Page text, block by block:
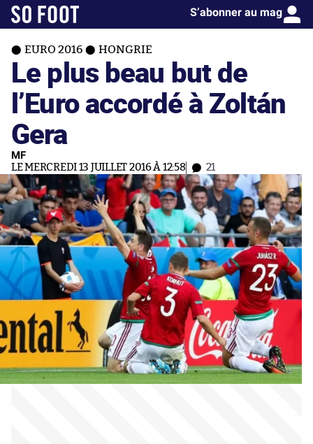
S’abonner au mag
EURO 2016 HONGRIE
Le plus beau but de
l’Euro accordé à Zoltán
Gera
MF
LE MERCREDI 13 JUILLET 2016 À 12:58 21